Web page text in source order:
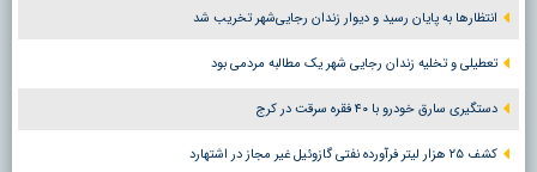
انتظارها به پایان رسید و دیوار زندان رجایی‌شهر تخریب شد
تعطیلی و تخلیه زندان رجایی شهر یک مطالبه مردمی بود
دستگیری سارق خودرو با ۴۰ فقره سرقت در کرج
کشف ۲۵ هزار لیتر فرآورده نفتی گازوئیل غیر مجاز در اشتهارد